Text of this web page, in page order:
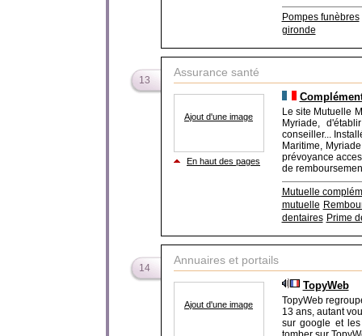
Pompes funèbres
gironde
13
Assurance santé
Ajout d'une image
En haut des pages
Le site Mutuelle
Myriade,
conseiller...
Maritime,
prévoyance
de
Mutuelle
mutuelle
dentaires Prime
14
Annuaires et portails
Ajout d'une image
TopyWeb
TopyWeb
13 ans, autant
sur google et